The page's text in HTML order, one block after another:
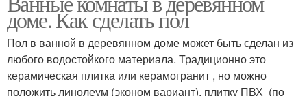
доме. Как сделать пол
Пол в ванной в деревянном доме может быть сделан из
любого водостойкого материала. Традиционно это
керамическая плитка или керамогранит , но можно
положить линолеум (эконом вариант), плитку ПВХ (по